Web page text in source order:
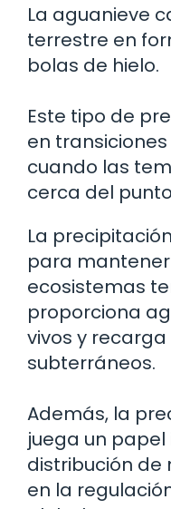
La aguanieve
terrestre en
bolas de hielo.
Este tipo de
en
cuando las
cerca del
La
para
ecosistemas
proporciona
vivos y
subterráneos.
Además, la
juega un
distribución de
en la